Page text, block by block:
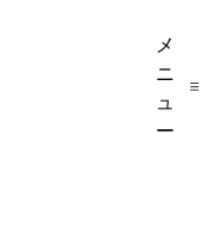
メ
ニ
ュ
ー